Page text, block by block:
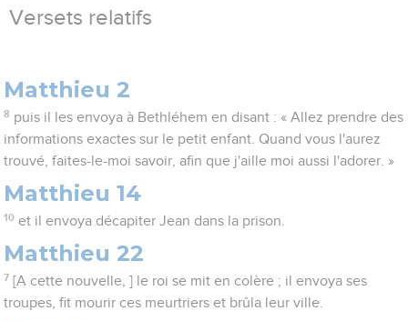
Versets relatifs
Matthieu 2
8 puis il les envoya à Bethléhem en disant : « Allez prendre des
informations exactes sur le petit enfant. Quand vous l'aurez
trouvé, faites-le-moi savoir, afin que j'aille moi aussi l'adorer. »
Matthieu 14
10 et il envoya décapiter Jean dans la prison.
Matthieu 22
7 [A cette nouvelle, ] le roi se mit en colère ; il envoya ses
troupes, fit mourir ces meurtriers et brûla leur ville.